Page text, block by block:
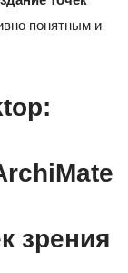
понятным и
зрения